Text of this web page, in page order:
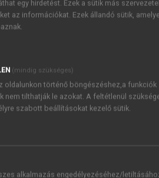
JELSZÓ
Kérek értesítést a MeRSZ
Kérek értesítést az
egy hirdetést. Ezek a sütik más
az információkat. Ezek állandó sütik,
(mindig szükséges)
oldalunkon történő böngészéshez,a funkciók
nem tilthatják le azokat. A feltétlenül
szabott beállításokat kezelő sütik.
alkalmazás engedélyezéséhez/